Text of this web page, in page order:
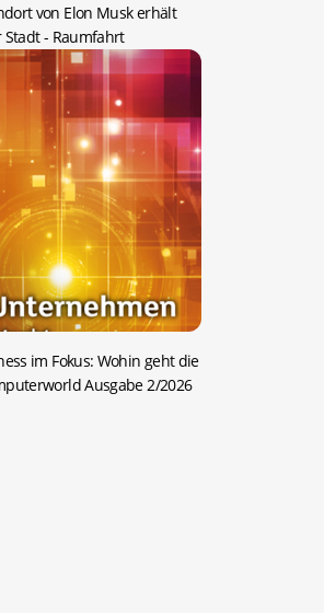
von Elon Musk erhält
Stadt- Raumfahrt
im Fokus: Wohin geht die
Ausgabe 2/2026